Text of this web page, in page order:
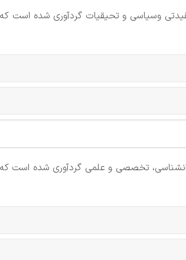
وسیاسی و تحیقیات گردآوری شده است که
تخصصی و علمی گردآوری شده است که